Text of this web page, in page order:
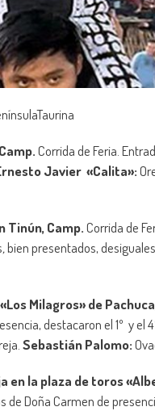
Corrida de Feria.
Javier «Calita»:
Tinún, Camp.Corrida de
,bien presentados,
Milagros» de
destacaron el 1º y el
Sebastián Palomo:
la plaza de toros
Doña Carmen de